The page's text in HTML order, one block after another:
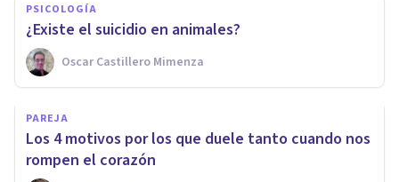
PSICOLOGÍA
¿Existe el suicidio en animales?
Oscar Castillero Mimenza
PAREJA
Los 4 motivos por los que duele tanto cuando nos
rompen el corazón